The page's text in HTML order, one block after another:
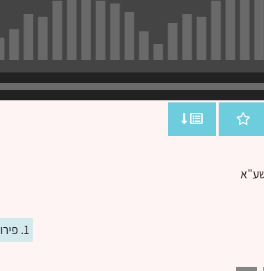
1. פירורים משולחן גבוה